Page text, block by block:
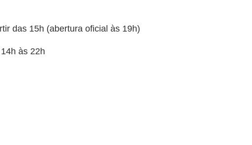
das 15h (abertura oficial às 19h)
às 22h